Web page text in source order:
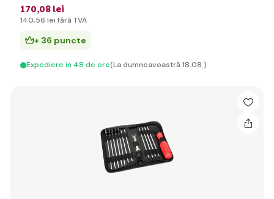
170,08 lei
140,56 lei fără TVA
+ 36 puncte
Expediere in 48 de ore(La dumneavoastră 18.08.)